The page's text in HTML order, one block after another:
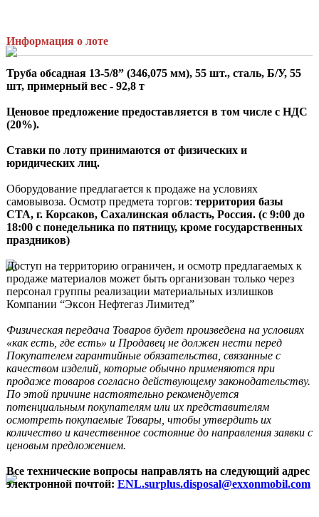
Информация о лоте
Труба обсадная 13-5/8” (346,075 мм), 55 шт., сталь, Б/У, 55
шт, примерный вес - 92,8 т
Ценовое предложение предоставляется в том числе с НДС
(20%).
Ставки по лоту принимаются от физических и
юридических лиц.
Оборудование предлагается к продаже на условиях
самовывоза. Осмотр предмета торгов: территория базы
СТА, г. Корсаков, Сахалинская область, Россия. (с 9:00 до
18:00 с понедельника по пятницу, кроме государственных
праздников)
Доступ на территорию ограничен, и осмотр предлагаемых к
продаже материалов может быть организован только через
персонал группы реализации материальных излишков
Компании “Эксон Нефтегаз Лимитед”
Физическая передача Товаров будет произведена на условиях
«как есть, где есть» и Продавец не должен нести перед
Покупателем гарантийные обязательства, связанные с
качеством изделий, которые обычно применяются при
продаже товаров согласно действующему законодательству.
По этой причине настоятельно рекомендуется
потенциальным покупателям или их представителям
осмотреть покупаемые Товары, чтобы утвердить их
количество и качественное состояние до направления заявки с
ценовым предложением.
Все технические вопросы направлять на следующий адрес
электронной почтой: ENL.surplus.disposal@exxonmobil.com